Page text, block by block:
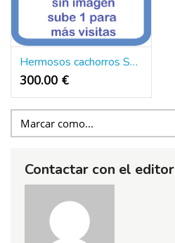
Hermosos cachorros Sharpei.
300.00 €
Contactar con el editor